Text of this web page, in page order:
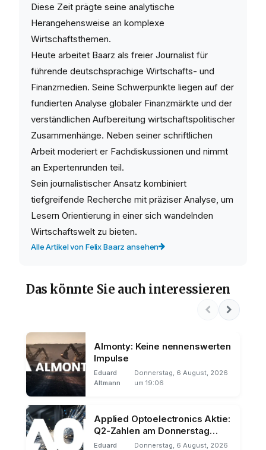
Diese Zeit prägte seine analytische
Herangehensweise an komplexe
Wirtschaftsthemen.
Heute arbeitet Baarz als freier Journalist für
führende deutschsprachige Wirtschafts- und
Finanzmedien. Seine Schwerpunkte liegen auf der
fundierten Analyse globaler Finanzmärkte und der
verständlichen Aufbereitung wirtschaftspolitischer
Zusammenhänge. Neben seiner schriftlichen
Arbeit moderiert er Fachdiskussionen und nimmt
an Expertenrunden teil.
Sein journalistischer Ansatz kombiniert
tiefgreifende Recherche mit präziser Analyse, um
Lesern Orientierung in einer sich wandelnden
Wirtschaftswelt zu bieten.
Alle Artikel von Felix Baarz ansehen
Das könnte Sie auch interessieren
Almonty: Keine nennenswerten
Impulse
Eduard
Altmann
Donnerstag, 6 August, 2026
um 19:06
Applied Optoelectronics Aktie:
Q2-Zahlen am Donnerstag
nach US-Börsenschluss
Eduard
Donnerstag, 6 August, 2026